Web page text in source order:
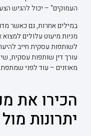
העמוקים" – יכול להגיש
במילים אחרות, גם כאשר
מניות מיעוט עלולים
לשותפות עסקית חייב
עורך דין שותפות עסקית,
מאוזנים – עוד לפני
הכירו את
יתרונות